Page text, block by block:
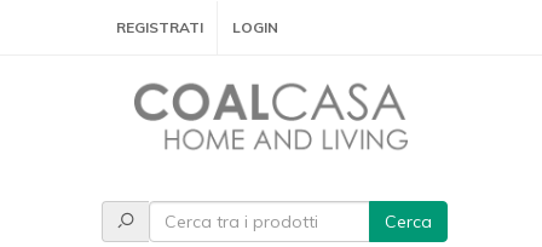
REGISTRATI LOGIN
Cerca